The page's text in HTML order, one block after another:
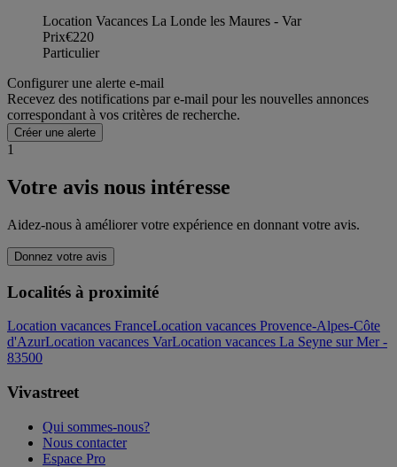
Location Vacances La Londe les Maures - Var
Prix€220
Particulier
Configurer une alerte e-mail
Recevez des notifications par e-mail pour les nouvelles annonces
correspondant à vos critères de recherche.
Créer une alerte
1
Votre avis nous intéresse
Aidez-nous à améliorer votre expérience en donnant votre avis.
Donnez votre avis
Localités à proximité
Location vacances FranceLocation vacances Provence-Alpes-Côte
d'AzurLocation vacances VarLocation vacances La Seyne sur Mer -
83500
Vivastreet
Qui sommes-nous?
Nous contacter
Espace Pro